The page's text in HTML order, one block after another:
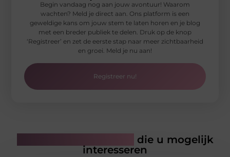
Begin vandaag nog aan jouw avontuur! Waarom
wachten? Meld je direct aan. Ons platform is een
geweldige kans om jouw stem te laten horen en je blog
met een breder publiek te delen. Druk op de knop
‘Registreer’ en zet de eerste stap naar meer zichtbaarheid
en groei. Meld je nu aan!
Registreer nu!
die u mogelijk
interesseren